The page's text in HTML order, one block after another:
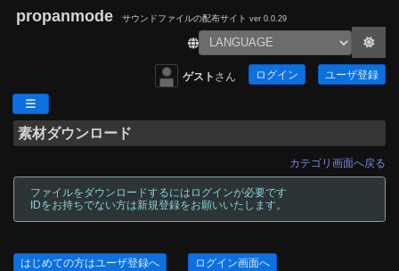
propanmode サウンドファイルの配布サイト ver 0.0.29
ゲスト さん ログイン ユーザ登録
素材ダウンロード
カテゴリ画面へ戻る
ファイルをダウンロードするにはログインが必要です
IDをお持ちでない方は新規登録をお願いいたします。
はじめての方はユーザ登録へ ログイン画面へ